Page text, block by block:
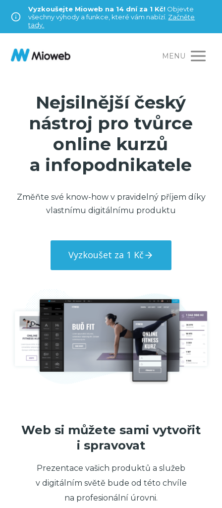
Vyzkoušejte Mioweb na 14 dní za 1 Kč! Objevte
všechny výhody a funkce, které vám nabízí. Začněte
tady.
MENU
Nejsilnější český
nástroj pro tvůrce
online kurzů
a infopodnikatele
Změňte své know-how v pravidelný příjem díky
vlastnímu digitálnímu produktu
Vyzkoušet za 1 Kč
Web si můžete sami vytvořit
i spravovat
Prezentace vašich produktů a služeb
v digitálním světě bude od této chvíle
na profesionální úrovni.